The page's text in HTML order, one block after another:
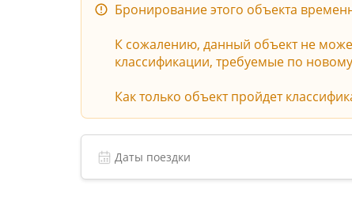
Бронирование этого объекта
К сожалению, данный объект не
классификации, требуемые по
Как только объект пройдет